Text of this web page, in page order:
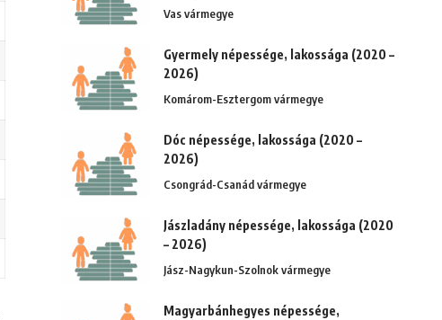
Vas vármegye
Gyermely népessége, lakossága (2020 –
2026)
Komárom-Esztergom vármegye
Dóc népessége, lakossága (2020 –
2026)
Csongrád-Csanád vármegye
Jászladány népessége, lakossága (2020
– 2026)
Jász-Nagykun-Szolnok vármegye
Magyarbánhegyes népessége,